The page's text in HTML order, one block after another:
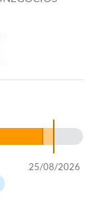
25/08/2026